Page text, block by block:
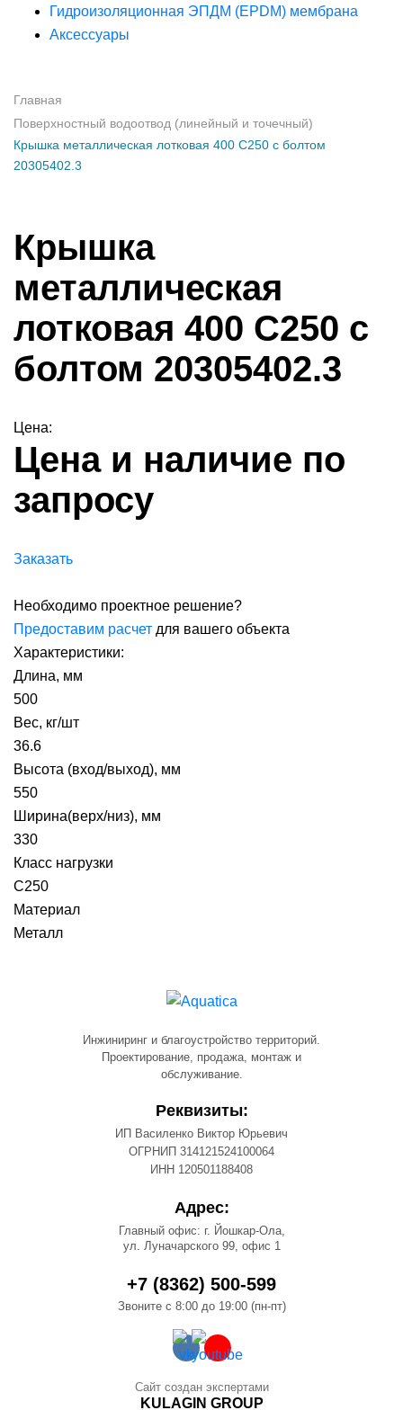
Гидроизоляционная ЭПДМ (EPDM) мембрана
Аксессуары
Главная
Поверхностный водоотвод (линейный и точечный)
Крышка металлическая лотковая 400 С250 с болтом
20305402.3
Крышка
металлическая
лотковая 400 С250 с
болтом 20305402.3
Цена:
Цена и наличие по
запросу
Заказать
Необходимо проектное решение?
Предоставим расчет для вашего объекта
Характеристики:
Длина, мм
500
Вес, кг/шт
36.6
Высота (вход/выход), мм
550
Ширина(верх/низ), мм
330
Класс нагрузки
С250
Материал
Металл
Инжиниринг и благоустройство территорий.
Проектирование, продажа, монтаж и
обслуживание.
Реквизиты:
ИП Василенко Виктор Юрьевич
ОГРНИП 314121524100064
ИНН 120501188408
Адрес:
Главный офис: г. Йошкар-Ола,
ул. Луначарского 99, офис 1
+7 (8362) 500-599
Звоните с 8:00 до 19:00 (пн-пт)
Сайт создан экспертами
KULAGIN GROUP